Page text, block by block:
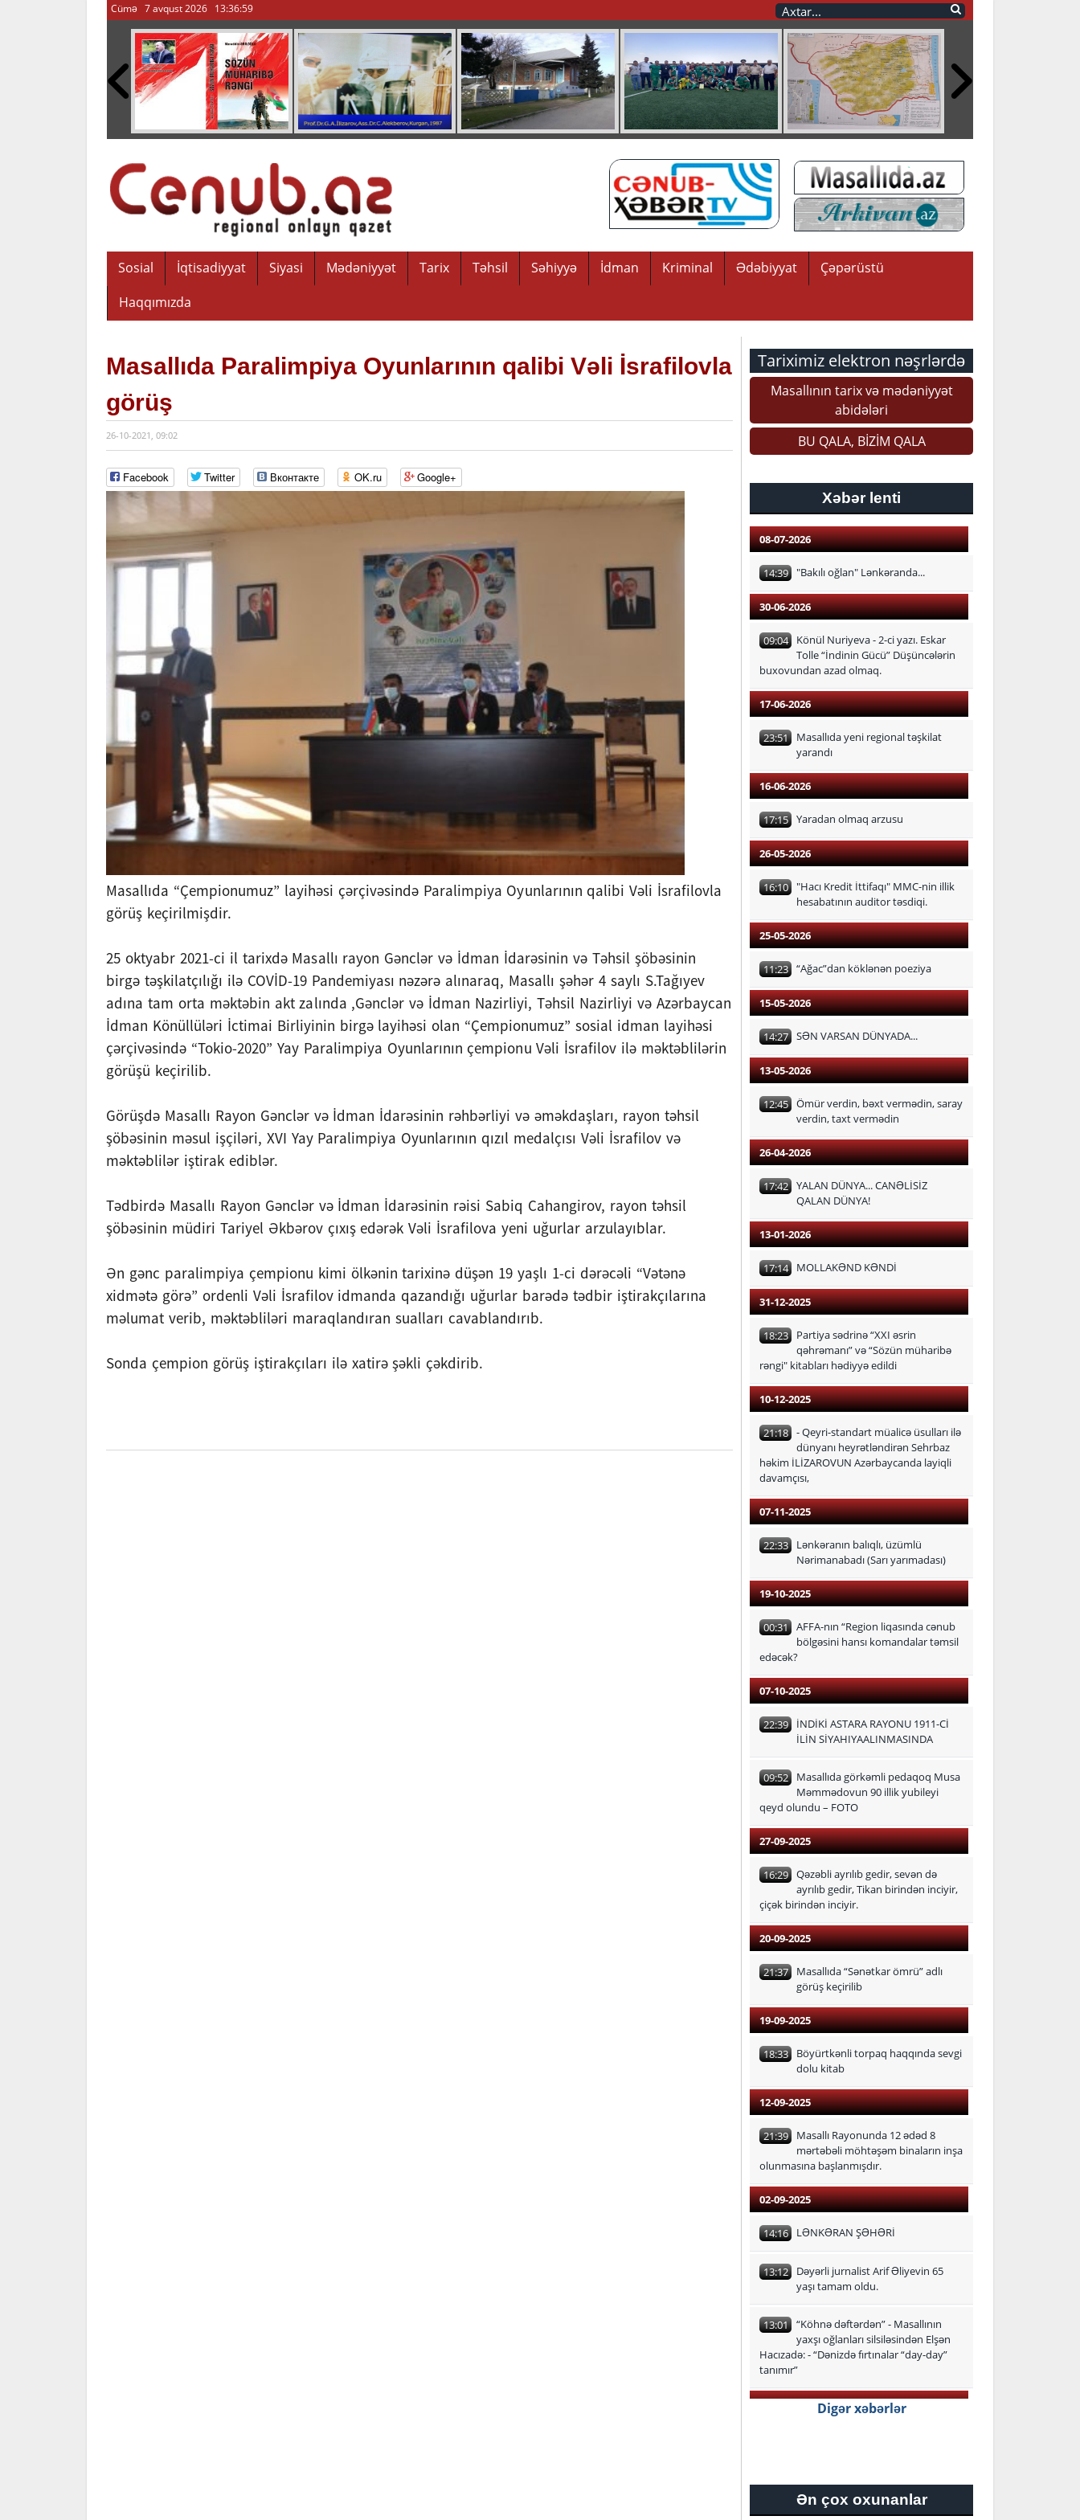
Cümə 7 avqust 2026 13:37:00
Sosial İqtisadiyyat Siyasi Mədəniyyət Tarix Təhsil Səhiyyə İdman Kriminal Ədəbiyyat
Çəpərüstü
Haqqımızda
Masallıda Paralimpiya Oyunlarının qalibi Vəli İsrafilovla
görüş
26-10-2021, 09:02
Facebook Twitter Вконтакте OK.ru Google+
Masallıda “Çempionumuz” layihəsi çərçivəsində Paralimpiya Oyunlarının qalibi Vəli İsrafilovla
görüş keçirilmişdir.
25 oktyabr 2021-ci il tarixdə Masallı rayon Gənclər və İdman İdarəsinin və Təhsil şöbəsinin
birgə təşkilatçılığı ilə COVİD-19 Pandemiyası nəzərə alınaraq, Masallı şəhər 4 saylı S.Tağıyev
adına tam orta məktəbin akt zalında ,Gənclər və İdman Nazirliyi, Təhsil Nazirliyi və Azərbaycan
İdman Könüllüləri İctimai Birliyinin birgə layihəsi olan “Çempionumuz” sosial idman layihəsi
çərçivəsində “Tokio-2020” Yay Paralimpiya Oyunlarının çempionu Vəli İsrafilov ilə məktəblilərin
görüşü keçirilib.
Görüşdə Masallı Rayon Gənclər və İdman İdarəsinin rəhbərliyi və əməkdaşları, rayon təhsil
şöbəsinin məsul işçiləri, XVI Yay Paralimpiya Oyunlarının qızıl medalçısı Vəli İsrafilov və
məktəblilər iştirak ediblər.
Tədbirdə Masallı Rayon Gənclər və İdman İdarəsinin rəisi Sabiq Cahangirov, rayon təhsil
şöbəsinin müdiri Tariyel Əkbərov çıxış edərək Vəli İsrafilova yeni uğurlar arzulayıblar.
Ən gənc paralimpiya çempionu kimi ölkənin tarixinə düşən 19 yaşlı 1-ci dərəcəli “Vətənə
xidmətə görə” ordenli Vəli İsrafilov idmanda qazandığı uğurlar barədə tədbir iştirakçılarına
məlumat verib, məktəbliləri maraqlandıran sualları cavablandırıb.
Sonda çempion görüş iştirakçıları ilə xatirə şəkli çəkdirib.
Tariximiz elektron nəşrlərdə
Masallının tarix və mədəniyyət
abidələri
BU QALA, BİZİM QALA
Xəbər lenti
08-07-2026
14:39 "Bakılı oğlan" Lənkəranda...
30-06-2026
09:04
Könül Nuriyeva - 2-ci yazı. Eskar
Tolle “İndinin Gücü” Düşüncələrin
buxovundan azad olmaq.
17-06-2026
23:51
Masallıda yeni regional təşkilat
yarandı
16-06-2026
17:15 Yaradan olmaq arzusu
26-05-2026
16:10 "Hacı Kredit İttifaqı" MMC-nin illik
hesabatının auditor təsdiqi.
25-05-2026
11:23 “Ağac”dan köklənən poeziya
15-05-2026
14:27 SƏN VARSAN DÜNYADA...
13-05-2026
12:45 Ömür verdin, bəxt vermədin, saray
verdin, taxt vermədin
26-04-2026
17:42 YALAN DÜNYA... CANƏLİSİZ
QALAN DÜNYA!
13-01-2026
17:14 MOLLAKƏND KƏNDİ
31-12-2025
18:23
Partiya sədrinə “XXI əsrin
qəhrəmanı” və “Sözün müharibə
rəngi" kitabları hədiyyə edildi
10-12-2025
21:18 - Qeyri-standart müalicə üsulları ilə
dünyanı heyrətləndirən Sehrbaz
həkim İLİZAROVUN Azərbaycanda layiqli
davamçısı,
07-11-2025
22:33
Lənkəranın balıqlı, üzümlü
Nərimanabadı (Sarı yarımadası)
19-10-2025
00:31 AFFA-nın “Region liqasında cənub
bölgəsini hansı komandalar təmsil
edəcək?
07-10-2025
22:39
İNDİKİ ASTARA RAYONU 1911-Cİ
İLİN SİYAHIYAALINMASINDA
09:52
Masallıda görkəmli pedaqoq Musa
Məmmədovun 90 illik yubileyi
qeyd olundu – FOTO
27-09-2025
16:29 Qəzəbli ayrılıb gedir, sevən də
ayrılıb gedir, Tikan birindən inciyir,
çiçək birindən inciyir.
20-09-2025
21:37
Masallıda “Sənətkar ömrü” adlı
görüş keçirilib
19-09-2025
18:33
Böyürtkənli torpaq haqqında sevgi
dolu kitab
12-09-2025
21:39
Masallı Rayonunda 12 ədəd 8
mərtəbəli möhtəşəm binaların inşa
olunmasına başlanmışdır.
02-09-2025
14:16 LƏNKƏRAN ŞƏHƏRİ
13:12
Dəyərli jurnalist Arif Əliyevin 65
yaşı tamam oldu.
13:01 “Köhnə dəftərdən” - Masallının
yaxşı oğlanları silsiləsindən Elşən
Hacızadə: - “Dənizdə fırtınalar “day-day”
tanımır”
29-08-2025
27-08-2025
Digər xəbərlər
Ən çox oxunanlar